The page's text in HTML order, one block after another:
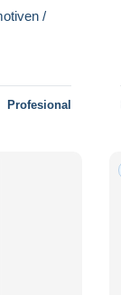
/
Profesional